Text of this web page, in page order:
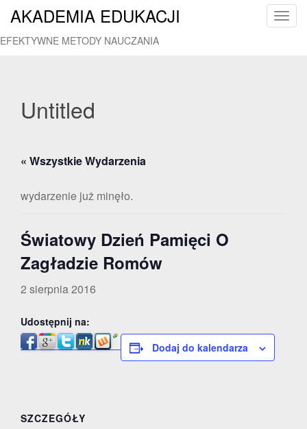
T
AKADEMIA EDUKACJI
EFEKTYWNE METODY NAUCZANIA
Untitled
« Wszystkie Wydarzenia
wydarzenie już minęło.
Światowy Dzień Pamięci O
Zagładzie Romów
2 sierpnia 2016
Udostępnij na:
Dodaj do kalendarza
SZCZEGÓŁY